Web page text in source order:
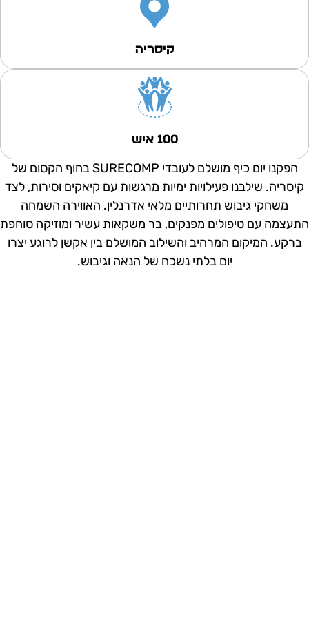
קיסריה
100 איש
הפקנו יום כיף מושלם לעובדי SURECOMP בחוף הקסום של
קיסריה. שילבנו פעילויות ימיות מרגשות עם קיאקים וסירות, לצד
משחקי גיבוש תחרותיים מלאי אדרנלין. האווירה השמחה
עם טיפולים מפנקים, בר משקאות עשיר ומוזיקה סוחפת
ברקע. המיקום המרהיב והשילוב המושלם בין אקשן לרוגע יצרו
יום בלתי נשכח של הנאה וגיבוש.